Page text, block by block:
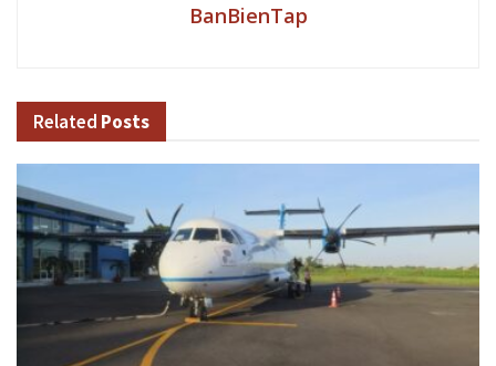
BanBienTap
Related Posts